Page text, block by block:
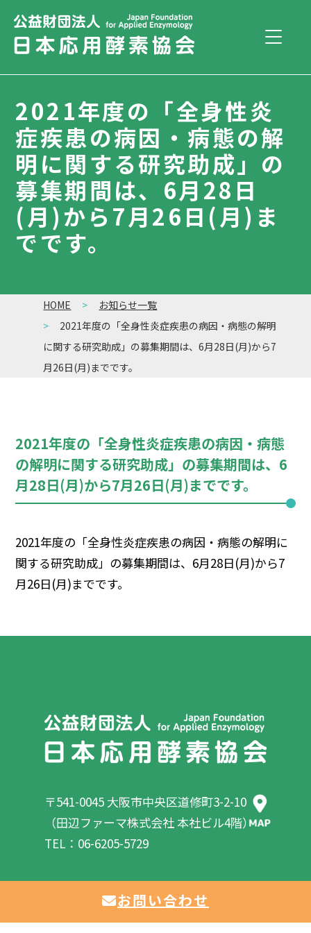
2021年度の「全身性炎
症疾患の病因・病態の解
明に関する研究助成」の
募集期間は、6月28日
(月)から7月26日(月)ま
でです。
HOME
お知らせ一覧
2021年度の「全身性炎症疾患の病因・病態の解明
に関する研究助成」の募集期間は、6月28日(月)から7
月26日(月)までです。
2021年度の「全身性炎症疾患の病因・病態
の解明に関する研究助成」の募集期間は、6
月28日(月)から7月26日(月)までです。
2021年度の「全身性炎症疾患の病因・病態の解明に
関する研究助成」の募集期間は、6月28日(月)から7
月26日(月)までです。
〒541-0045 大阪市中央区道修町3-2-10
（田辺ファーマ株式会社 本社ビル4階）
TEL：06-6205-5729
Copyright ©Japan Foundation for Applied Enzymology. All rights
お問い合わせ